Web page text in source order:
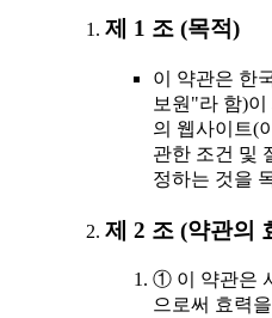
제 1 조 (목적)
이 약관은 한
보원"라 함)
의 웹사이트(
관한 조건 및
정하는 것을
제 2 조 (약관의
① 이 약관은
으로써 효력